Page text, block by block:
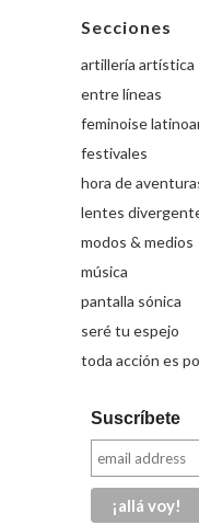
Secciones
artillería artística
entre líneas
feminoise
festivales
hora de
lentes
modos & medios
música
pantalla sónica
seré tu espejo
toda acción es
Suscríbete